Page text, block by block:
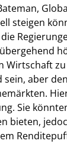
steigen
Wirtschaft
sein, aber
Sie
bieten,